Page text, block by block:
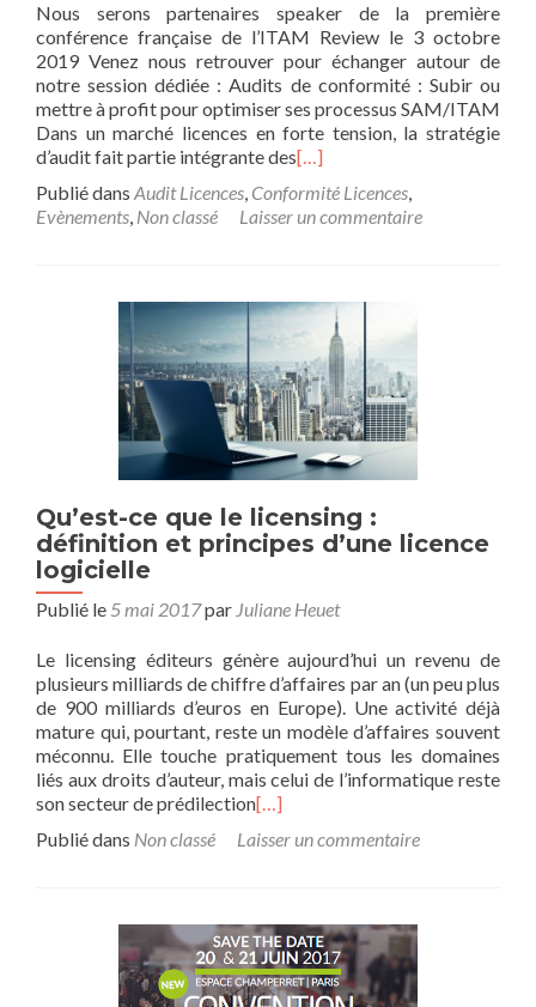
Nous serons partenaires speaker de la première
conférence française de l’ITAM Review le 3 octobre
2019 Venez nous retrouver pour échanger autour de
notre session dédiée : Audits de conformité : Subir ou
mettre à profit pour optimiser ses processus SAM/ITAM
Dans un marché licences en forte tension, la stratégie
d’audit fait partie intégrante des[…]
Publié dans Audit Licences, Conformité Licences,
Evènements, Non classé Laisser un commentaire
Qu’est-ce que le licensing :
définition et principes d’une licence
logicielle
Publié le 5 mai 2017par Juliane Heuet
Le licensing éditeurs génère aujourd’hui un revenu de
plusieurs milliards de chiffre d’affaires par an (un peu plus
de 900 milliards d’euros en Europe). Une activité déjà
mature qui, pourtant, reste un modèle d’affaires souvent
méconnu. Elle touche pratiquement tous les domaines
liés aux droits d’auteur, mais celui de l’informatique reste
son secteur de prédilection[…]
Publié dans Non classé Laisser un commentaire